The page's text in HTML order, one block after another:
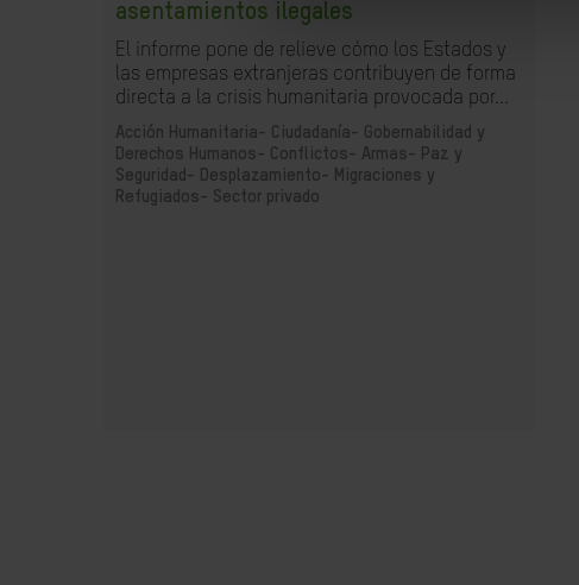
asentamientos ilegales
El informe pone de relieve cómo los Estados y
las empresas extranjeras contribuyen de forma
directa a la crisis humanitaria provocada por...
Acción Humanitaria- Ciudadanía- Gobernabilidad y
Derechos Humanos- Conflictos- Armas- Paz y
Seguridad- Desplazamiento- Migraciones y
Refugiados- Sector privado